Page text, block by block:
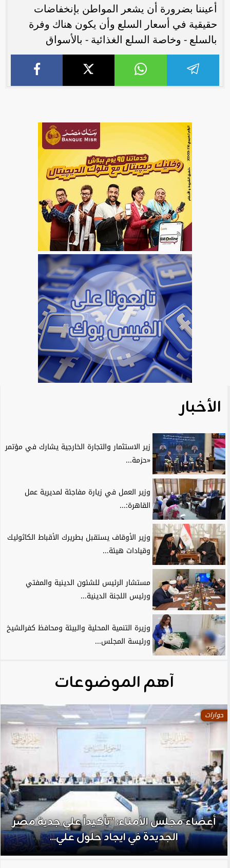
أعيننا بضرورة أن يشعر المواطن بإنخفاضات
حقيقية في أسعار السلع وأن يكون هناك وفرة
بالسلع - وخاصة السلع الغذائية - بالأسواق
الأخبار
زير الاستثمار والتجارة الخارجية يشارك في مؤتمر
«حزمة...
وزير العمل في زيارة مفاجئة لمديرية عمل
القاهرة:...
وزير الأوقاف يستقبل بطريرك الأقباط الكاثوليك
وقيادات هيئة...
مستشار الرئيس للشئون الدينية والمفتي
ورئيس اللجنة الدينية...
وزيرة التنمية المحلية والبيئة ومحافظ كفرالشيخ
ورئيسة المجلس...
آهم الموضوعات
حوارات
أعضاء مجلس الأمناء: ”تأكيداً علي جدية مصر
الجديدة في ايجاد حلول علي...